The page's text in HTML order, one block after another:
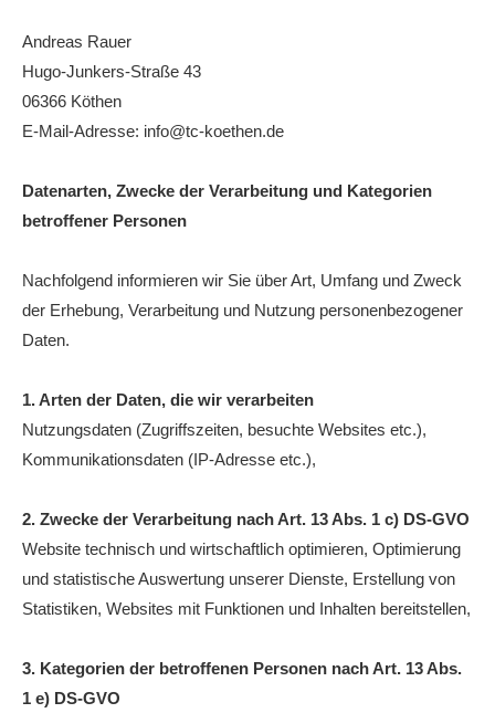
Jugend
TRAINING
Trainer
Platz buchen
Kinder- und Jugendtraining
EVENTS & TURNIERE
Anhalt Open Senioren
4-Städte-Turnier
Unternehmer-Cup 2026
Vereinsturniere 2026
Andreas Rauer
Hugo-Junkers-Straße 43
06366 Köthen
E-Mail-Adresse: info@tc-koethen.de
Datenarten, Zwecke der Verarbeitung und Kategorien
betroffener Personen
Nachfolgend informieren wir Sie über Art, Umfang und Zweck
der Erhebung, Verarbeitung und Nutzung personenbezogener
Daten.
1. Arten der Daten, die wir verarbeiten
Nutzungsdaten (Zugriffszeiten, besuchte Websites etc.),
Kommunikationsdaten (IP-Adresse etc.),
2. Zwecke der Verarbeitung nach Art. 13 Abs. 1 c) DS-GVO
Website technisch und wirtschaftlich optimieren, Optimierung
und statistische Auswertung unserer Dienste, Erstellung von
Statistiken, Websites mit Funktionen und Inhalten bereitstellen,
3. Kategorien der betroffenen Personen nach Art. 13 Abs.
1 e) DS-GVO